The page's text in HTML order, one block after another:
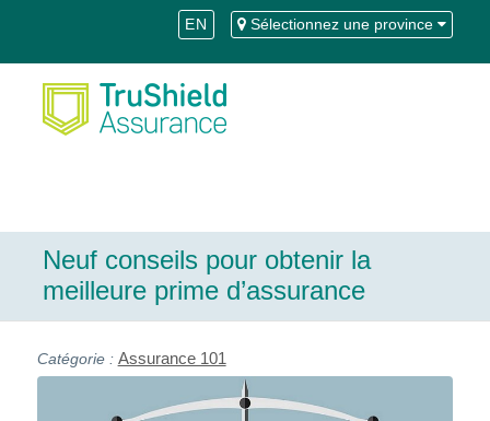
Content
la
navigation
EN Sélectionnez une province
Neuf conseils pour obtenir la
meilleure prime d’assurance
Assurance 101